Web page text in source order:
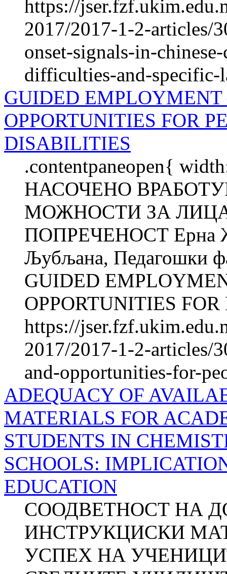
https://
2017/2017-1-2-articles/
onset-signals-in-
difficulties-and-specific-
GUIDED
OPPORTUNITIES FOR
DISABILITIES
.contentpaneopen{
НАСОЧЕНО
МОЖНОСТИ ЗА
ПОПРЕЧЕНОСТ Ерна
Љубљана, Педагошки
GUIDED
OPPORTUNITIES FOR
https://
2017/2017-1-2-articles/
and-opportunities-for-
ADEQUACY OF
MATERIALS FOR
STUDENTS IN
SCHOOLS:
EDUCATION
СООДВЕТНОСТ НА
ИНСТРУКЦИСКИ
УСПЕХ НА